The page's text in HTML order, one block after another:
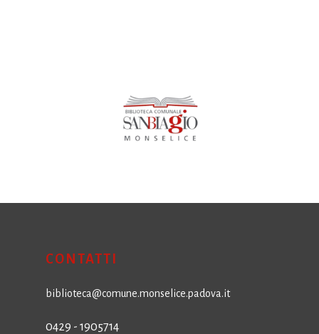
CONTATTI
biblioteca@comune.monselice.padova.it
0429 - 1905714